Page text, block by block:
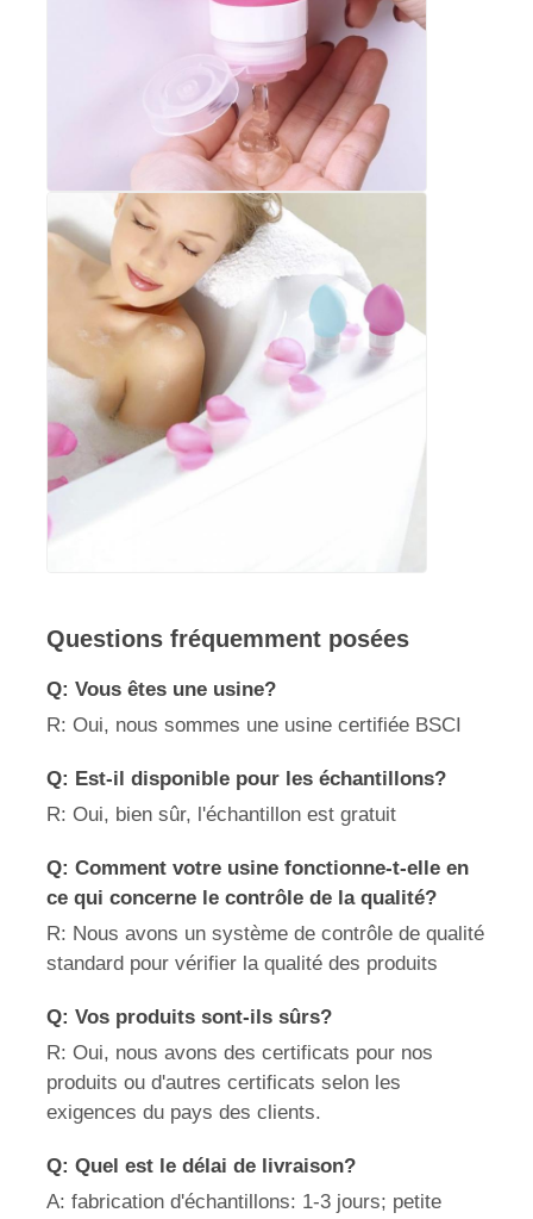
Questions fréquemment posées
Q: Vous êtes une usine?
R: Oui, nous sommes une usine certifiée BSCI
Q: Est-il disponible pour les échantillons?
R: Oui, bien sûr, l'échantillon est gratuit
Q: Comment votre usine fonctionne-t-elle en
ce qui concerne le contrôle de la qualité?
R: Nous avons un système de contrôle de qualité
standard pour vérifier la qualité des produits
Q: Vos produits sont-ils sûrs?
R: Oui, nous avons des certificats pour nos
produits ou d'autres certificats selon les
exigences du pays des clients.
Q: Quel est le délai de livraison?
A: fabrication d'échantillons: 1-3 jours; petite